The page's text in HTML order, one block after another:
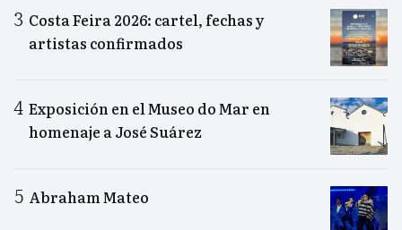
Costa Feira 2026: cartel, fechas y
artistas confirmados
Exposición en el Museo do Mar en
homenaje a José Suárez
Abraham Mateo